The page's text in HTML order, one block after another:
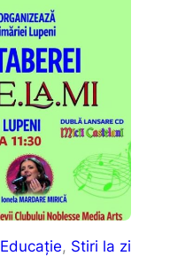
Educație, Stiri la zi